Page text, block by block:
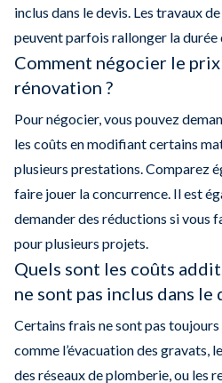
inclus dans le devis. Les travaux
peuvent parfois rallonger la durée
Comment négocier le
rénovation ?
Pour négocier, vous pouvez
les coûts en modifiant certains
plusieurs prestations. Comparez
faire jouer la concurrence. Il est
demander des réductions si vous
pour plusieurs projets.
Quels sont les coûts
ne sont pas inclus dans le
Certains frais ne sont pas
comme l’évacuation des gravats,
des réseaux de plomberie, ou les